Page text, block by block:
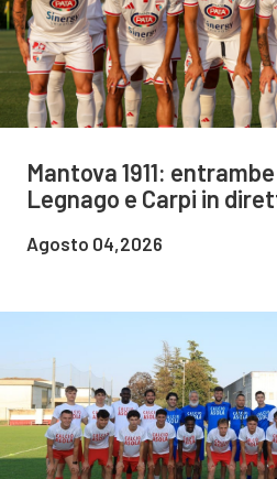
Mantova 1911:
Legnago e Carpi in
Agosto 04,2026